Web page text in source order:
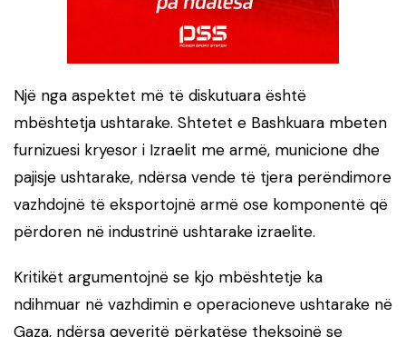
Një nga aspektet më të diskutuara është
mbështetja ushtarake. Shtetet e Bashkuara mbeten
furnizuesi kryesor i Izraelit me armë, municione dhe
pajisje ushtarake, ndërsa vende të tjera perëndimore
vazhdojnë të eksportojnë armë ose komponentë që
përdoren në industrinë ushtarake izraelite.
Kritikët argumentojnë se kjo mbështetje ka
ndihmuar në vazhdimin e operacioneve ushtarake në
Gaza, ndërsa qeveritë përkatëse theksojnë se